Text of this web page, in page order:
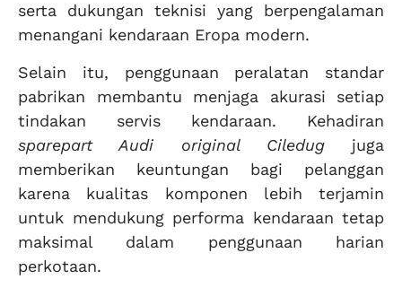
serta dukungan teknisi yang berpengalaman
menangani kendaraan Eropa modern.
Selain itu, penggunaan peralatan standar
pabrikan membantu menjaga akurasi setiap
tindakan servis kendaraan. Kehadiran
sparepart Audi original Ciledugjuga
memberikan keuntungan bagi pelanggan
karena kualitas komponen lebih terjamin
untuk mendukung performa kendaraan tetap
maksimal dalam penggunaan harian
perkotaan.